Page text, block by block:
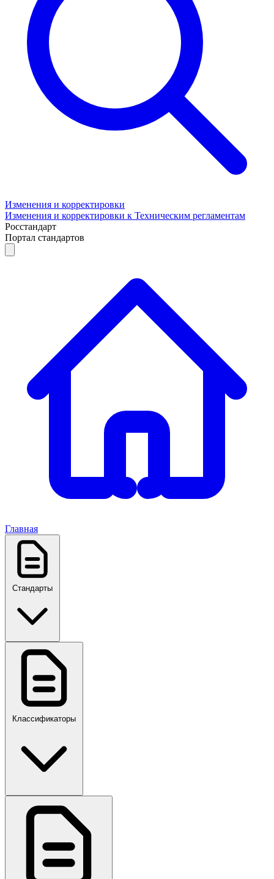
Изменения и корректировки
Изменения и корректировки к Техническим регламентам
Росстандарт
Портал стандартов
Главная
Стандарты
ГОСТ, ГОСТ Р, ПНСТ
ПР,Р,ПМГ,РМГ
Классификаторы